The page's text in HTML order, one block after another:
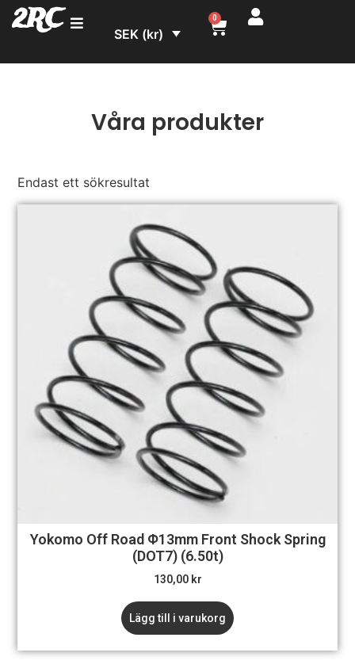
2RC SEK (kr)
0
Våra produkter
Endast ett sökresultat
Yokomo Off Road Φ13mm Front Shock Spring
(DOT7) (6.50t)
130,00 kr
Lägg till i varukorg